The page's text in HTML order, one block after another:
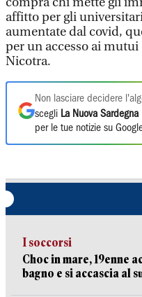
affitto per gli
aumentate dal covid,
per un accesso ai
Nicotra.
Non lasciare decidere
scegli La Nuova Sardegna
per le tue notizie su
I soccorsi
Choc in mare, 19enne
bagno e si accascia al